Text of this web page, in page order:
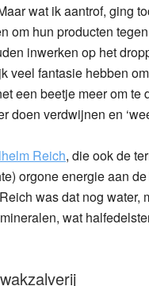
wat ik aantrof, ging
om hun producten
inwerken op het
veel fantasie hebben
een beetje meer om te
doen verdwijnen en
Reich, die ook de
orgone energie aan
was dat nog water,
wat